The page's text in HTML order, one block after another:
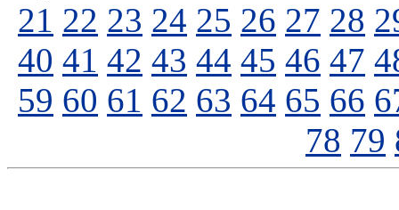
21 22 23 24 25 26 27 28
40 41 42 43 44 45 46 47
59 60 61 62 63 64 65 66
78 79